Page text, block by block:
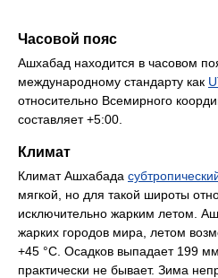
Часовой пояс
Ашхабад находится в часовом
международному стандарту как
относительно Всемирного
составляет +5:00.
Климат
Климат Ашхабада
мягкой, но для такой широты
исключительно жарким летом.
жарких городов мира, летом
+45 °C. Осадков выпадает 199
практически не бывает. Зима